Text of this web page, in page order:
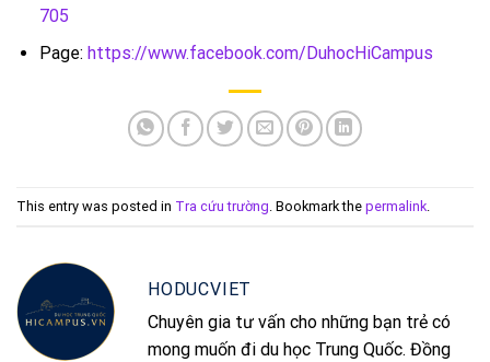
705
Page: https://www.facebook.com/DuhocHiCampus
This entry was posted in Tra cứu trường . Bookmark the permalink
HODUCVIET
Chuyên gia tư vấn cho những bạn trẻ có
mong muốn đi du học Trung Quốc. Đồng